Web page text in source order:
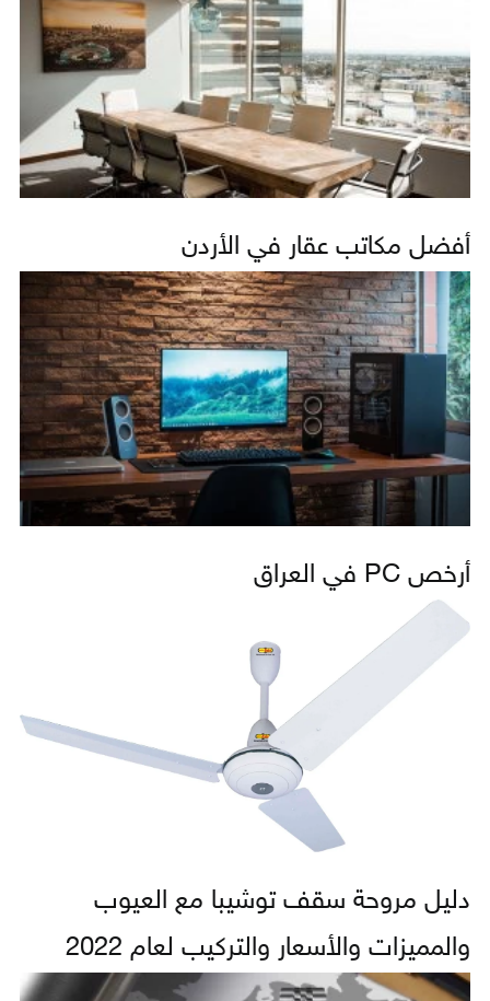
أفضل مكاتب عقار في الأردن
أرخص PC في العراق
دليل مروحة سقف توشيبا مع العيوب
والمميزات والأسعار والتركيب لعام 2022